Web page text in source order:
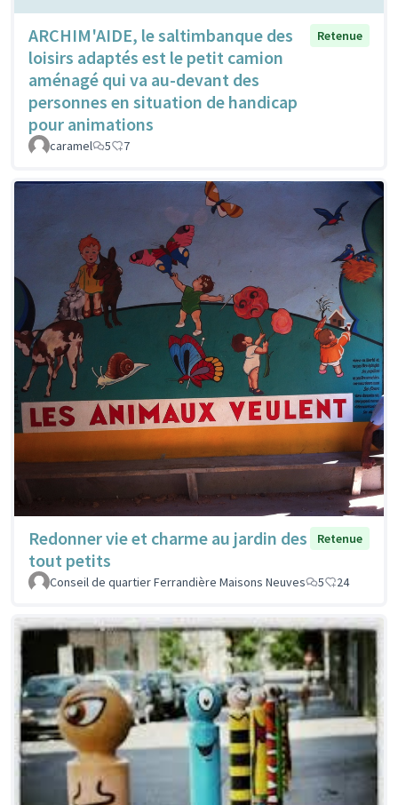
ARCHIM'AIDE, le saltimbanque des
loisirs adaptés est le petit camion
aménagé qui va au-devant des
personnes en situation de handicap
pour animations
Retenue
caramel 5 7
Redonner vie et charme au jardin des
tout petits
Retenue
Conseil de quartier Ferrandière Maisons Neuves 5 24